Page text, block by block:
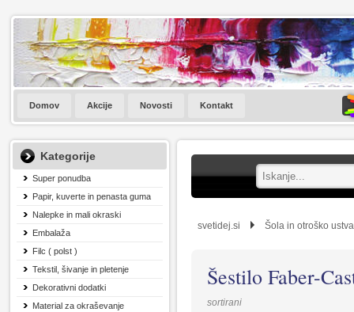
Domov Akcije Novosti Kontakt
Kategorije
Super ponudba
Papir, kuverte in penasta guma
Nalepke in mali okraski
Embalaža
Filc ( polst )
Tekstil, šivanje in pletenje
Dekorativni dodatki
Material za okraševanje
svetidej.si Šola in otroško
Šestilo Faber-
sortirani